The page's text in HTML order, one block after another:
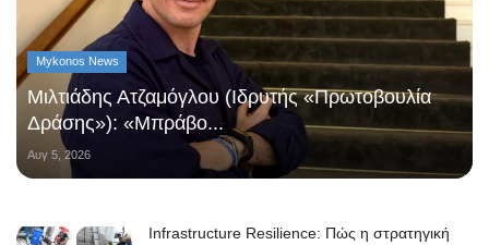
Mykonos News
Μιλτιάδης Ατζαμόγλου (Ιδρυτής «Πρωτοβουλία
Δράσης»): «Μπράβο...
Αυγ 5, 2026
Infrastructure Resilience: Πώς η στρατηγική